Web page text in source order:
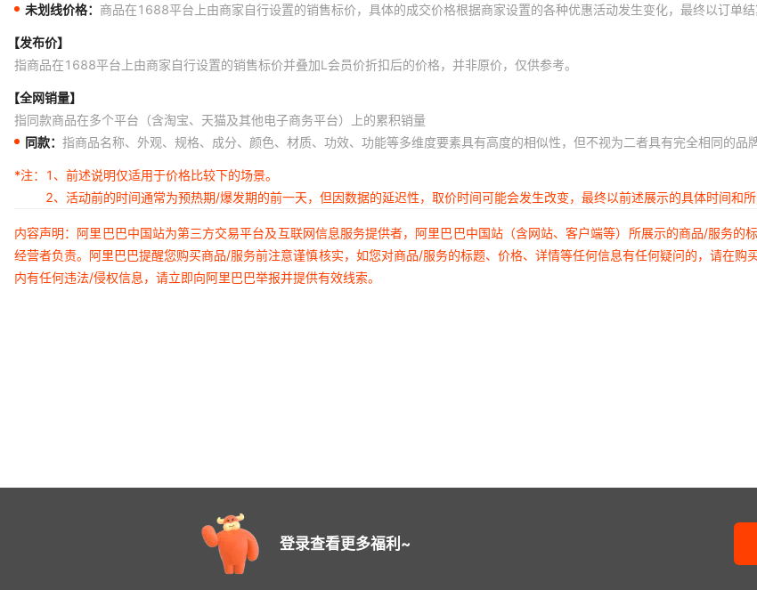
未划线价格： 商品在1688平台上由商家自行设置的销售标价，具体的成交价格根据商家设置的各种优惠活动发生变化，最终以订单结
【发布价】
指商品在1688平台上由商家自行设置的销售标价并叠加L会员价折扣后的价格，并非原价，仅供参考。
【全网销量】
指同款商品在多个平台（含淘宝、天猫及其他电子商务平台）上的累积销量
同款： 指商品名称、外观、规格、成分、颜色、材质、功效、功能等多维度要素具有高度的相似性，但不视为二者具有完全相同的品
*注：
1、前述说明仅适用于价格比较下的场景。
2、活动前的时间通常为预热期/爆发期的前一天，但因数据的延迟性，取价时间可能会发生改变，最终以前述展示的具体时间和所
内容声明：阿里巴巴中国站为第三方交易平台及互联网信息服务提供者，阿里巴巴中国站（含网站、客户端等）所展示的商品/服务
经营者负责。阿里巴巴提醒您购买商品/服务前注意谨慎核实，如您对商品/服务的标题、价格、详情等任何信息有任何疑问的，请在
内有任何违法/侵权信息，请立即向阿里巴巴举报并提供有效线索。
登录查看更多福利~